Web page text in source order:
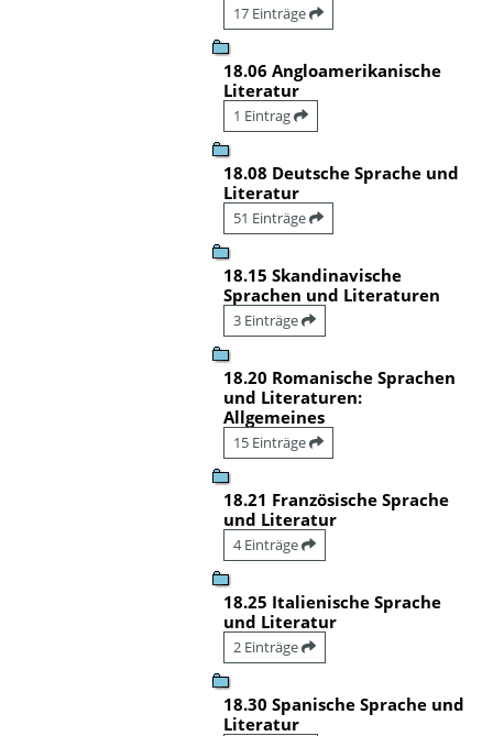
17 Einträge
18.06 Angloamerikanische
Literatur
1 Eintrag
18.08 Deutsche Sprache und
Literatur
51 Einträge
18.15 Skandinavische
Sprachen und Literaturen
3 Einträge
18.20 Romanische Sprachen
und Literaturen:
Allgemeines
15 Einträge
18.21 Französische Sprache
und Literatur
4 Einträge
18.25 Italienische Sprache
und Literatur
2 Einträge
18.30 Spanische Sprache und
Literatur